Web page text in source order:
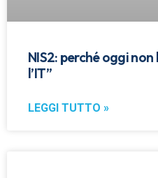
NIS2: perché oggi
l’IT”
LEGGI TUTTO »